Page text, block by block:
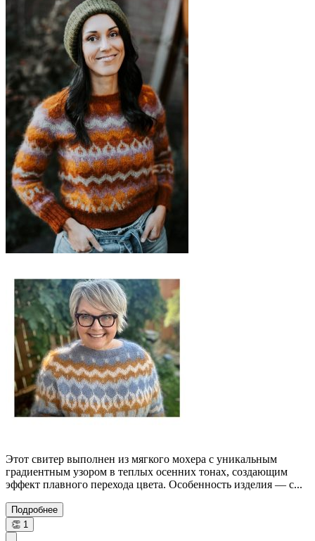
Этот свитер выполнен из мягкого мохера с уникальным
градиентным узором в теплых осенних тонах, создающим
эффект плавного перехода цвета. Особенность изделия — с...
Подробнее
👏 1